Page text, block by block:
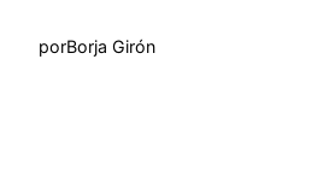
porBorja Girón